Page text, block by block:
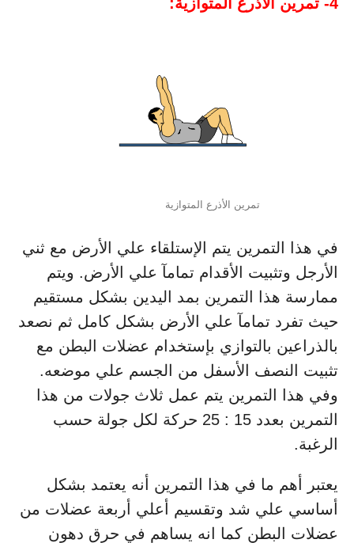
تمرين الأذرع المتوازية
في هذا التمرين يتم الإستلقاء علي الأرض مع ثني
الأرجل وتثبيت الأقدام تمامآ علي الأرض. ويتم
ممارسة هذا التمرين بمد اليدين بشكل مستقيم
حيث تفرد تمامآ علي الأرض بشكل كامل ثم نصعد
بالذراعين بالتوازي بإستخدام عضلات البطن مع
تثبيت النصف الأسفل من الجسم علي موضعه.
وفي هذا التمرين يتم عمل ثلاث جولات من هذا
التمرين بعدد 15 : 25 حركة لكل جولة حسب
الرغبة.
يعتبر أهم ما في هذا التمرين أنه يعتمد بشكل
أساسي علي شد وتقسيم أعلي أربعة عضلات من
عضلات البطن كما انه يساهم في حرق دهون